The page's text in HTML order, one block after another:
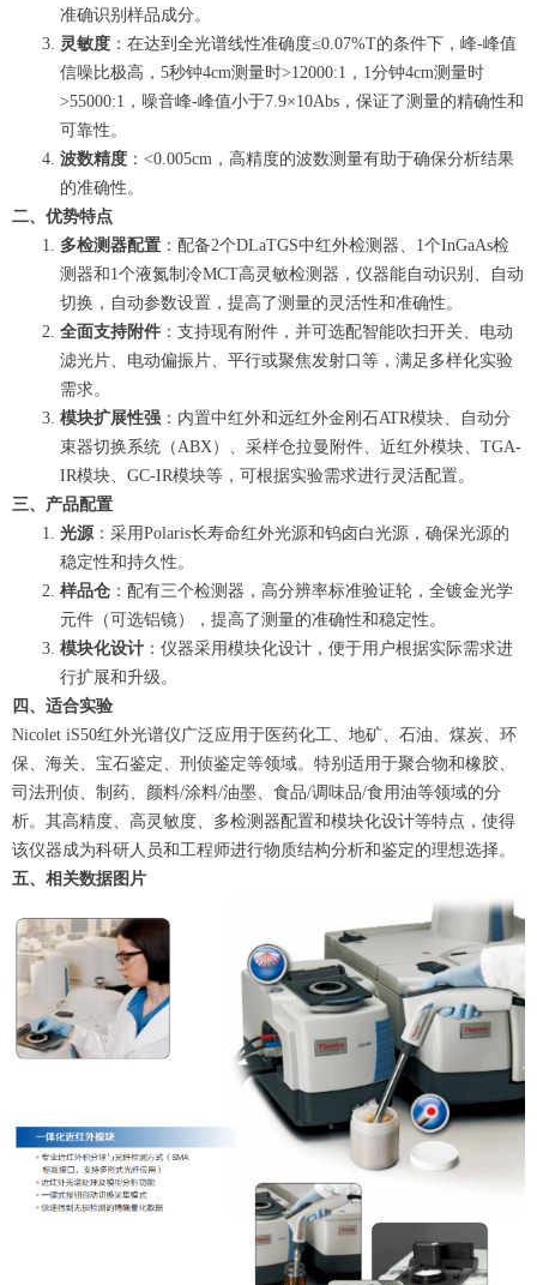
准确识别样品成分。
灵敏度 ：在达到全光谱线性准确度≤0.07%T的条件下，峰-峰值
信噪比极高，5秒钟4cm测量时>12000:1，1分钟4cm测量时
>55000:1，噪音峰-峰值小于7.9×10Abs，保证了测量的精确性和
可靠性。
波数精度 ：<0.005cm，高精度的波数测量有助于确保分析结果
的准确性。
二、优势特点
多检测器配置 ：配备2个DLaTGS中红外检测器、1个InGaAs检
测器和1个液氮制冷MCT高灵敏检测器，仪器能自动识别、自动
切换，自动参数设置，提高了测量的灵活性和准确性。
全面支持附件 ：支持现有附件，并可选配智能吹扫开关、电动
滤光片、电动偏振片、平行或聚焦发射口等，满足多样化实验
需求。
模块扩展性强 ：内置中红外和远红外金刚石ATR模块、自动分
束器切换系统（ABX）、采样仓拉曼附件、近红外模块、TGA-
IR模块、GC-IR模块等，可根据实验需求进行灵活配置。
三、产品配置
光源：采用Polaris长寿命红外光源和钨卤白光源，确保光源的
稳定性和持久性。
样品仓 ：配有三个检测器，高分辨率标准验证轮，全镀金光学
元件（可选铝镜），提高了测量的准确性和稳定性。
模块化设计 ：仪器采用模块化设计，便于用户根据实际需求进
行扩展和升级。
四、适合实验
Nicolet iS50红外光谱仪广泛应用于医药化工、地矿、石油、煤炭、环
保、海关、宝石鉴定、刑侦鉴定等领域。特别适用于聚合物和橡胶、
司法刑侦、制药、颜料/涂料/油墨、食品/调味品/食用油等领域的分
析。其高精度、高灵敏度、多检测器配置和模块化设计等特点，使得
该仪器成为科研人员和工程师进行物质结构分析和鉴定的理想选择。
五、相关数据图片